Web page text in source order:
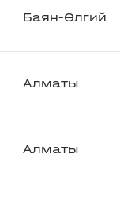
Баян-Өлгий
Алматы
Алматы